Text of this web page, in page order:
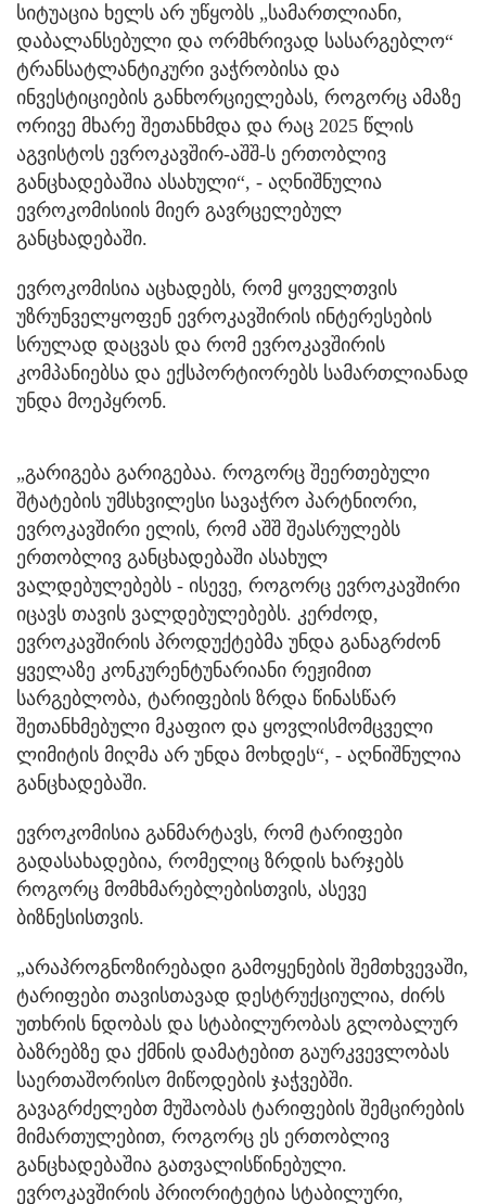
სიტუაცია ხელს არ უწყობს „სამართლიანი,
დაბალანსებული და ორმხრივად სასარგებლო“
ტრანსატლანტიკური ვაჭრობისა და
ინვესტიციების განხორციელებას, როგორც ამაზე
ორივე მხარე შეთანხმდა და რაც 2025 წლის
აგვისტოს ევროკავშირ-აშშ-ს ერთობლივ
განცხადებაშია ასახული“, - აღნიშნულია
ევროკომისიის მიერ გავრცელებულ
განცხადებაში.
ევროკომისია აცხადებს, რომ ყოველთვის
უზრუნველყოფენ ევროკავშირის ინტერესების
სრულად დაცვას და რომ ევროკავშირის
კომპანიებსა და ექსპორტიორებს სამართლიანად
უნდა მოეპყრონ.
„გარიგება გარიგებაა. როგორც შეერთებული
შტატების უმსხვილესი სავაჭრო პარტნიორი,
ევროკავშირი ელის, რომ აშშ შეასრულებს
ერთობლივ განცხადებაში ასახულ
ვალდებულებებს - ისევე, როგორც ევროკავშირი
იცავს თავის ვალდებულებებს. კერძოდ,
ევროკავშირის პროდუქტებმა უნდა განაგრძონ
ყველაზე კონკურენტუნარიანი რეჟიმით
სარგებლობა, ტარიფების ზრდა წინასწარ
შეთანხმებული მკაფიო და ყოვლისმომცველი
ლიმიტის მიღმა არ უნდა მოხდეს“, - აღნიშნულია
განცხადებაში.
ევროკომისია განმარტავს, რომ ტარიფები
გადასახადებია, რომელიც ზრდის ხარჯებს
როგორც მომხმარებლებისთვის, ასევე
ბიზნესისთვის.
„არაპროგნოზირებადი გამოყენების შემთხვევაში,
ტარიფები თავისთავად დესტრუქციულია, ძირს
უთხრის ნდობას და სტაბილურობას გლობალურ
ბაზრებზე და ქმნის დამატებით გაურკვევლობას
საერთაშორისო მიწოდების ჯაჭვებში.
გავაგრძელებთ მუშაობას ტარიფების შემცირების
მიმართულებით, როგორც ეს ერთობლივ
განცხადებაშია გათვალისწინებული.
ევროკავშირის პრიორიტეტია სტაბილური,